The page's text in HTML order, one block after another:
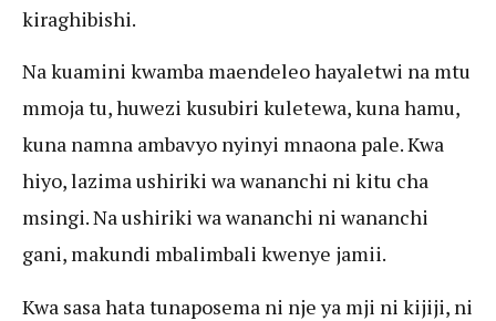
kiraghibishi.
Na kuamini kwamba maendeleo hayaletwi na mtu
mmoja tu, huwezi kusubiri kuletewa, kuna hamu,
kuna namna ambavyo nyinyi mnaona pale. Kwa
hiyo, lazima ushiriki wa wananchi ni kitu cha
msingi. Na ushiriki wa wananchi ni wananchi
gani, makundi mbalimbali kwenye jamii.
Kwa sasa hata tunaposema ni nje ya mji ni kijiji, ni